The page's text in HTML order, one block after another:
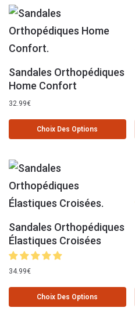
Sandales Orthopédiques
Home Confort
32.99€
Choix Des Options
Sandales Orthopédiques
Élastiques Croisées
34.99€
Choix Des Options